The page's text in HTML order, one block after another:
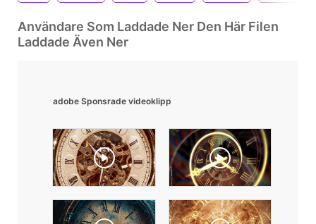
Användare Som Laddade Ner Den Här Filen
Laddade Även Ner
adobe Sponsrade videoklipp